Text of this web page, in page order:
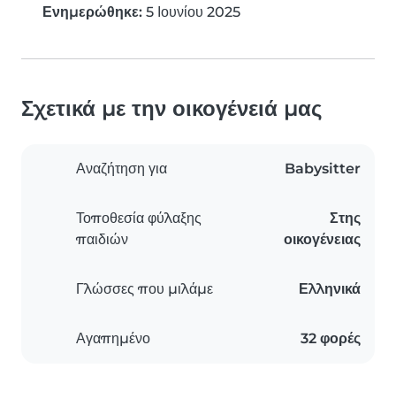
Ενημερώθηκε: 5 Ιουνίου 2025
Σχετικά με την οικογένειά μας
Αναζήτηση για Babysitter
Τοποθεσία φύλαξης
παιδιών
Στης
οικογένειας
Γλώσσες που μιλάμε Ελληνικά
Αγαπημένο 32 φορές